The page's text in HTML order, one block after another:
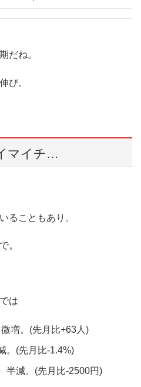
だね。
び。
マイチ…
ることもあり、
。
は
増。(先月比+63人)
。(先月比-1.4%)
半減。(先月比-2500円)